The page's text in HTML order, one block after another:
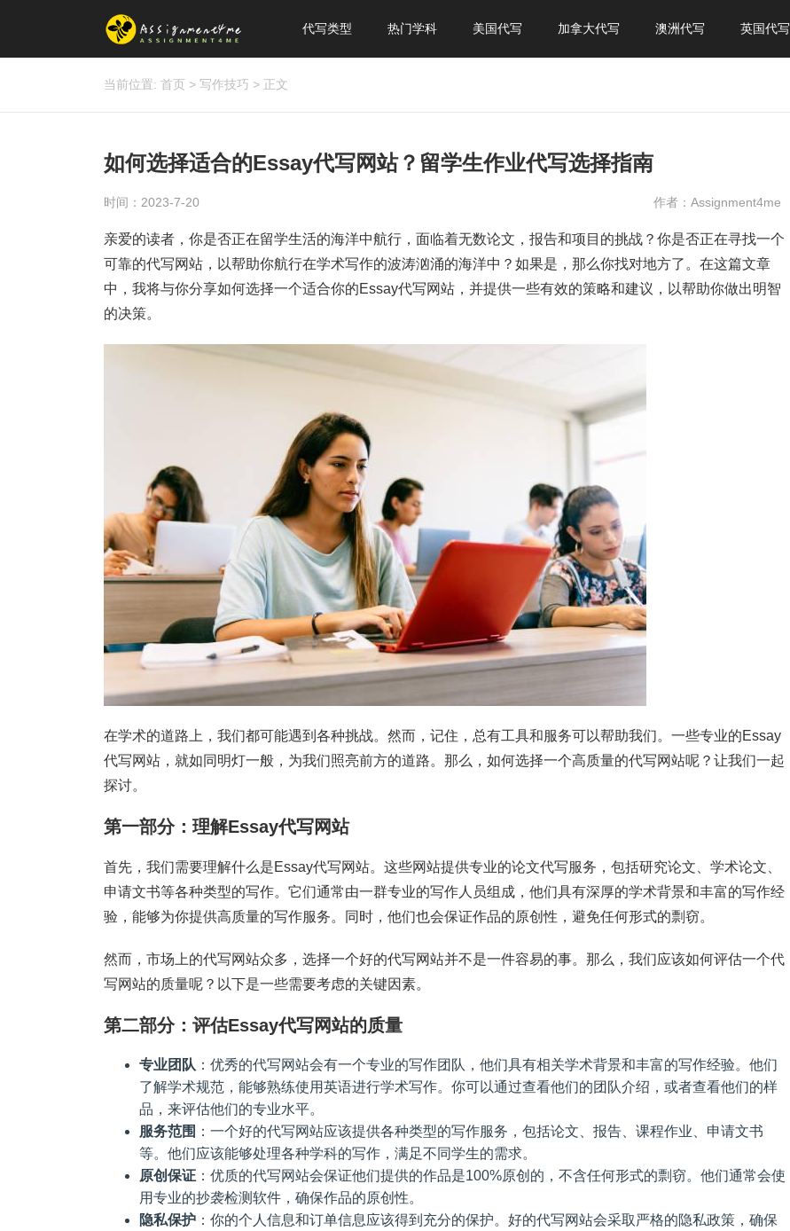
代写类型 热门学科 美国代写 加拿大代写 澳洲代写 英国代写
当前位置: 首页 > 写作技巧 > 正文
如何选择适合的Essay代写网站？留学生作业代写选择指南
时间：2023-7-20 作者：Assignment4me
亲爱的读者，你是否正在留学生活的海洋中航行，面临着无数论文，报告和项目的挑战？你是否正在寻找一个
可靠的代写网站，以帮助你航行在学术写作的波涛汹涌的海洋中？如果是，那么你找对地方了。在这篇文章
中，我将与你分享如何选择一个适合你的Essay代写网站，并提供一些有效的策略和建议，以帮助你做出明智
的决策。
在学术的道路上，我们都可能遇到各种挑战。然而，记住，总有工具和服务可以帮助我们。一些专业的Essay
代写网站，就如同明灯一般，为我们照亮前方的道路。那么，如何选择一个高质量的代写网站呢？让我们一起
探讨。
第一部分：理解Essay代写网站
首先，我们需要理解什么是Essay代写网站。这些网站提供专业的论文代写服务，包括研究论文、学术论文、
申请文书等各种类型的写作。它们通常由一群专业的写作人员组成，他们具有深厚的学术背景和丰富的写作经
验，能够为你提供高质量的写作服务。同时，他们也会保证作品的原创性，避免任何形式的剽窃。
然而，市场上的代写网站众多，选择一个好的代写网站并不是一件容易的事。那么，我们应该如何评估一个代
写网站的质量呢？以下是一些需要考虑的关键因素。
第二部分：评估Essay代写网站的质量
专业团队 ：优秀的代写网站会有一个专业的写作团队，他们具有相关学术背景和丰富的写作经验。他们
了解学术规范，能够熟练使用英语进行学术写作。你可以通过查看他们的团队介绍，或者查看他们的样
品，来评估他们的专业水平。
服务范围 ：一个好的代写网站应该提供各种类型的写作服务，包括论文、报告、课程作业、申请文书
等。他们应该能够处理各种学科的写作，满足不同学生的需求。
原创保证 ：优质的代写网站会保证他们提供的作品是100%原创的，不含任何形式的剽窃。他们通常会使
用专业的抄袭检测软件，确保作品的原创性。
隐私保护 ：你的个人信息和订单信息应该得到充分的保护。好的代写网站会采取严格的隐私政策，确保